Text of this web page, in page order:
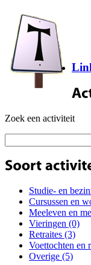
Zoek een activiteit
Studie- en
Cursussen en
Meeleven en
Vieringen (0)
Retraites (3)
Voettochten en
Overige (5)